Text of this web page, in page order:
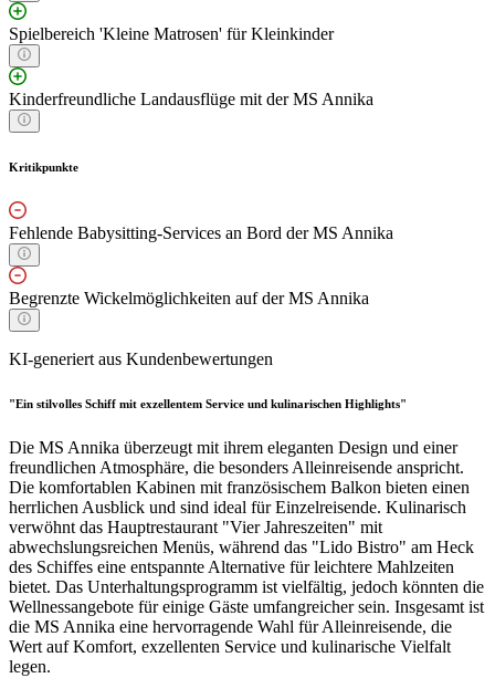
Spielbereich 'Kleine Matrosen' für Kleinkinder
Kinderfreundliche Landausflüge mit der MS Annika
Kritikpunkte
Fehlende Babysitting-Services an Bord der MS Annika
Begrenzte Wickelmöglichkeiten auf der MS Annika
KI-generiert aus Kundenbewertungen
"Ein stilvolles Schiff mit exzellentem Service und kulinarischen Highlights"
Die MS Annika überzeugt mit ihrem eleganten Design und einer
freundlichen Atmosphäre, die besonders Alleinreisende anspricht.
Die komfortablen Kabinen mit französischem Balkon bieten einen
herrlichen Ausblick und sind ideal für Einzelreisende. Kulinarisch
verwöhnt das Hauptrestaurant "Vier Jahreszeiten" mit
abwechslungsreichen Menüs, während das "Lido Bistro" am Heck
des Schiffes eine entspannte Alternative für leichtere Mahlzeiten
bietet. Das Unterhaltungsprogramm ist vielfältig, jedoch könnten die
Wellnessangebote für einige Gäste umfangreicher sein. Insgesamt ist
die MS Annika eine hervorragende Wahl für Alleinreisende, die
Wert auf Komfort, exzellenten Service und kulinarische Vielfalt
legen.